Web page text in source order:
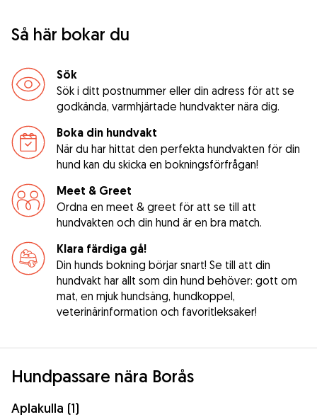
Så här bokar du
Sök
Sök i ditt postnummer eller din adress för att se
godkända, varmhjärtade hundvakter nära dig.
Boka din hundvakt
När du har hittat den perfekta hundvakten för din
hund kan du skicka en bokningsförfrågan!
Meet & Greet
Ordna en meet & greet för att se till att
hundvakten och din hund är en bra match.
Klara färdiga gå!
Din hunds bokning börjar snart! Se till att din
hundvakt har allt som din hund behöver: gott om
mat, en mjuk hundsäng, hundkoppel,
veterinärinformation och favoritleksaker!
Hundpassare nära Borås
Aplakulla (1)